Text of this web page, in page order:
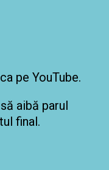
pe YouTube.
aibă parul
final.